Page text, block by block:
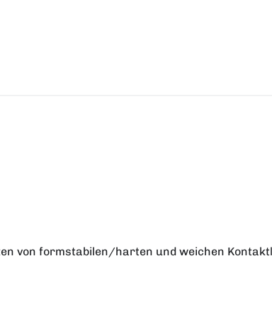
von formstabilen/harten und weichen